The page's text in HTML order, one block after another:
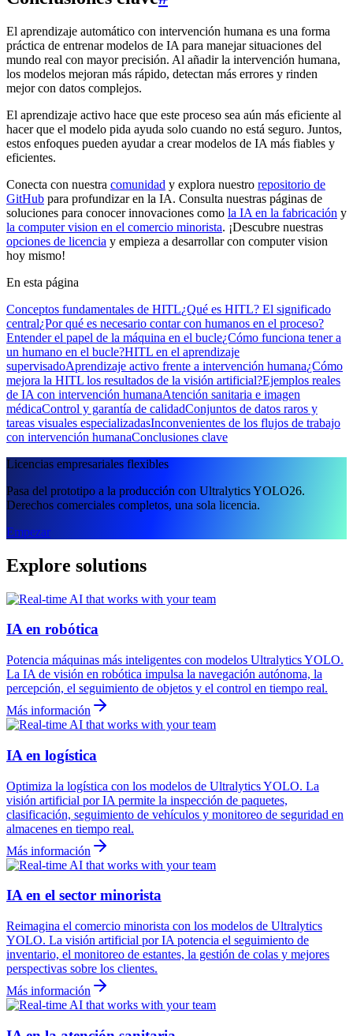
El aprendizaje automático con intervención humana es una forma
práctica de entrenar modelos de IA para manejar situaciones del
mundo real con mayor precisión. Al añadir la intervención humana,
los modelos mejoran más rápido, detectan más errores y rinden
mejor con datos complejos.
El aprendizaje activo hace que este proceso sea aún más eficiente al
hacer que el modelo pida ayuda solo cuando no está seguro. Juntos,
estos enfoques pueden ayudar a crear modelos de IA más fiables y
eficientes.
Conecta con nuestra comunidad y explora nuestro repositorio de
GitHub para profundizar en la IA. Consulta nuestras páginas de
soluciones para conocer innovaciones como la IA en la fabricación y
la computer vision en el comercio minorista. ¡Descubre nuestras
opciones de licencia y empieza a desarrollar con computer vision
hoy mismo!
En esta página
Conceptos fundamentales de HITL¿Qué es HITL? El significado
central¿Por qué es necesario contar con humanos en el proceso?
Entender el papel de la máquina en el bucle¿Cómo funciona tener a
un humano en el bucle?HITL en el aprendizaje
supervisadoAprendizaje activo frente a intervención humana¿Cómo
mejora la HITL los resultados de la visión artificial?Ejemplos reales
de IA con intervención humanaAtención sanitaria e imagen
médicaControl y garantía de calidadConjuntos de datos raros y
tareas visuales especializadasInconvenientes de los flujos de trabajo
con intervención humanaConclusiones clave
Licencias empresariales flexibles
Pasa del prototipo a la producción con Ultralytics YOLO26.
Derechos comerciales completos, una sola licencia.
Empezar
Explore solutions
IA en robótica
Potencia máquinas más inteligentes con modelos Ultralytics YOLO.
La IA de visión en robótica impulsa la navegación autónoma, la
percepción, el seguimiento de objetos y el control en tiempo real.
Más información
IA en logística
Optimiza la logística con los modelos de Ultralytics YOLO. La
visión artificial por IA permite la inspección de paquetes,
clasificación, seguimiento de vehículos y monitoreo de seguridad en
almacenes en tiempo real.
Más información
IA en el sector minorista
Reimagina el comercio minorista con los modelos de Ultralytics
YOLO. La visión artificial por IA potencia el seguimiento de
inventario, el monitoreo de estantes, la gestión de colas y mejores
perspectivas sobre los clientes.
Más información